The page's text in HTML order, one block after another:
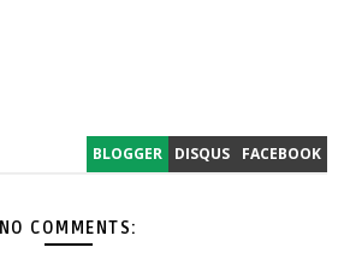
BLOGGER DISQUS FACEBOOK
NO COMMENTS: